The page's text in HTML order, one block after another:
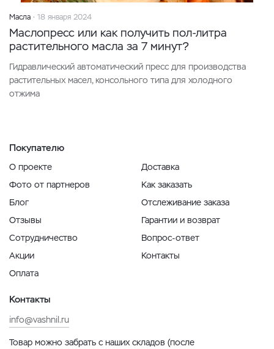
Масла 18 января 2024
Маслопресс или как получить пол-литра
растительного масла за 7 минут?
Гидравлический автоматический пресс для производства
растительных масел, консольного типа для холодного
отжима
Покупателю
О проекте
Фото от партнеров
Блог
Отзывы
Сотрудничество
Акции
Оплата
Доставка
Как заказать
Отслеживание заказа
Гарантии и возврат
Вопрос-ответ
Контакты
Контакты
info@vashnil.ru
Товар можно забрать с наших складов (после